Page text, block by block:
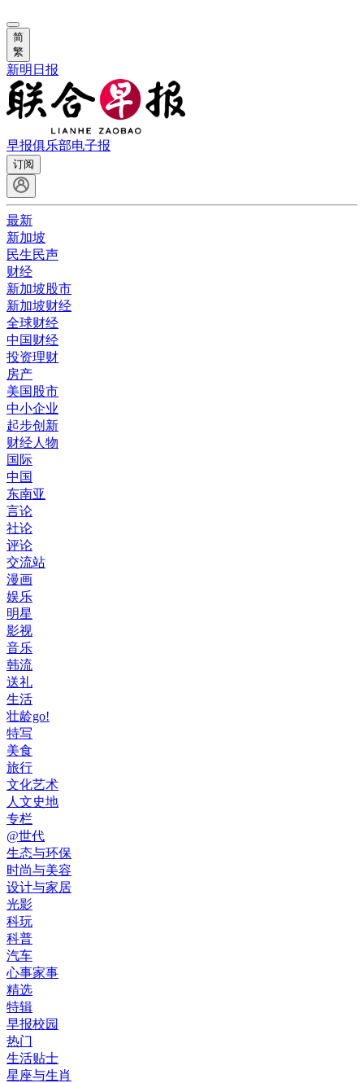
简
繁
新明日报
早报俱乐部电子报
订阅
最新
新加坡
民生民声
财经
新加坡股市
新加坡财经
全球财经
中国财经
投资理财
房产
美国股市
中小企业
起步创新
财经人物
国际
中国
东南亚
言论
社论
评论
交流站
漫画
娱乐
明星
影视
音乐
韩流
送礼
生活
壮龄go!
特写
美食
旅行
文化艺术
人文史地
专栏
@世代
生态与环保
时尚与美容
设计与家居
光影
科玩
科普
汽车
心事家事
精选
特辑
早报校园
热门
生活贴士
星座与生肖